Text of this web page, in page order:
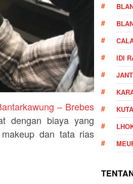
– Brebes
dengan biaya yang
dan tata rias
IDI